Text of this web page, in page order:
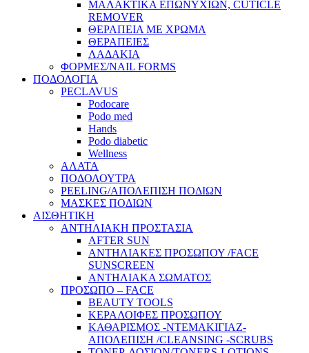
ΜΑΛΑΚΤΙΚΑ ΕΠΩΝΥΧΙΩΝ, CUTICLE
REMOVER
ΘΕΡΑΠΕΙΑ ΜΕ ΧΡΩΜΑ
ΘΕΡΑΠΕΙΕΣ
ΛΑΔΑΚΙΑ
ΦΟΡΜΕΣ/NAIL FORMS
ΠΟΔΟΛΟΓΙΑ
PECLAVUS
Podocare
Podo med
Hands
Podo diabetic
Wellness
ΑΛΑΤΑ
ΠΟΔΟΛΟΥΤΡΑ
PEELING/ΑΠΟΛΕΠΙΣΗ ΠΟΔΙΩΝ
ΜΑΣΚΕΣ ΠΟΔΙΩΝ
ΑΙΣΘΗΤΙΚΗ
ΑΝΤΗΛΙΑΚΗ ΠΡΟΣΤΑΣΙΑ
AFTER SUN
ΑΝΤΗΛΙΑΚΕΣ ΠΡΟΣΩΠΟΥ /FACE
SUNSCREEN
ΑΝΤΗΛΙΑΚΑ ΣΩΜΑΤΟΣ
ΠΡΟΣΩΠΟ – FACE
BEAUTY TOOLS
ΚΕΡΑΛΟΙΦΕΣ ΠΡΟΣΩΠΟΥ
ΚΑΘΑΡΙΣΜΟΣ -ΝΤΕΜΑΚΙΓΙΑΖ-
ΑΠΟΛΕΠΙΣΗ /CLEANSING -SCRUBS